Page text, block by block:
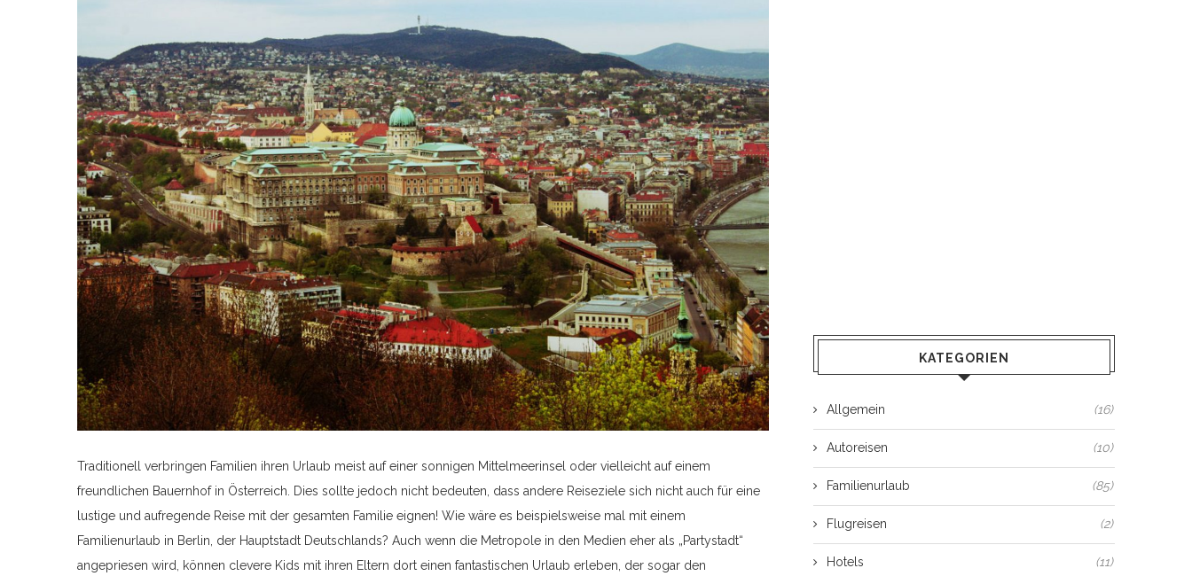
Traditionell verbringen Familien ihren Urlaub meist auf einer sonnigen Mittelmeerinsel oder vielleicht auf einem
freundlichen Bauernhof in Österreich. Dies sollte jedoch nicht bedeuten, dass andere Reiseziele sich nicht auch für eine
lustige und aufregende Reise mit der gesamten Familie eignen! Wie wäre es beispielsweise mal mit einem
Familienurlaub in Berlin, der Hauptstadt Deutschlands? Auch wenn die Metropole in den Medien eher als „Partystadt“
angepriesen wird, können clevere Kids mit ihren Eltern dort einen fantastischen Urlaub erleben, der sogar den
KATEGORIEN
Allgemein (16)
Autoreisen (10)
Familienurlaub (85)
Flugreisen (2)
Hotels (11)